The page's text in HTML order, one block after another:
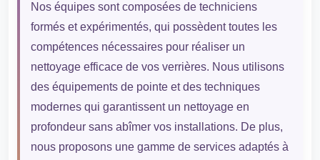
Nos équipes sont composées de techniciens
formés et expérimentés, qui possèdent toutes les
compétences nécessaires pour réaliser un
nettoyage efficace de vos verrières. Nous utilisons
des équipements de pointe et des techniques
modernes qui garantissent un nettoyage en
profondeur sans abîmer vos installations. De plus,
nous proposons une gamme de services adaptés à